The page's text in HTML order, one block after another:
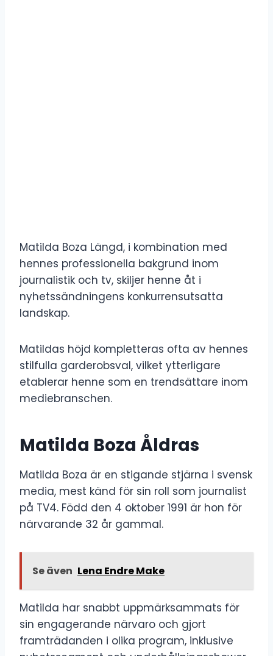
Matilda Boza Längd, i kombination med
hennes professionella bakgrund inom
journalistik och tv, skiljer henne åt i
nyhetssändningens konkurrensutsatta
landskap.
Matildas höjd kompletteras ofta av hennes
stilfulla garderobsval, vilket ytterligare
etablerar henne som en trendsättare inom
mediebranschen.
Matilda Boza Åldras
Matilda Boza är en stigande stjärna i svensk
media, mest känd för sin roll som journalist
på TV4. Född den 4 oktober 1991 är hon för
närvarande 32 år gammal.
Se även Lena Endre Make
Matilda har snabbt uppmärksammats för
sin engagerande närvaro och gjort
framträdanden i olika program, inklusive